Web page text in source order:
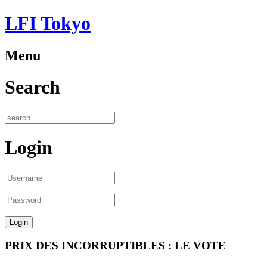
LFI Tokyo
Menu
Search
Login
PRIX DES INCORRUPTIBLES : LE VOTE